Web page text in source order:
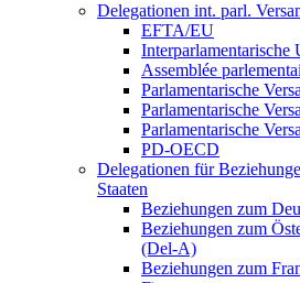
Delegationen int. parl.
EFTA/EU
Interparlamentarische
Assemblée
Parlamentarische
Parlamentarische
Parlamentarische
PD-OECD
Delegationen für
Staaten
Beziehungen zum
Beziehungen zum
(Del-A)
Beziehungen zum